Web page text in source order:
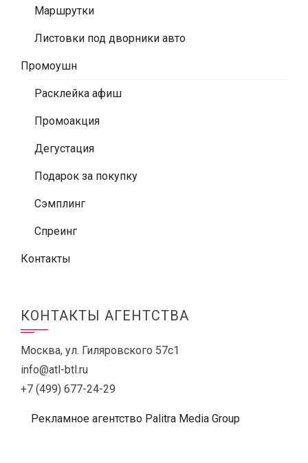
Маршрутки
Листовки под дворники авто
Промоушн
Расклейка афиш
Промоакция
Дегустация
Подарок за покупку
Сэмплинг
Спреинг
Контакты
КОНТАКТЫ АГЕНТСТВА
Москва, ул. Гиляровского 57с1
info@atl-btl.ru
+7 (499) 677-24-29
Рекламное агентство Palitra Media Group